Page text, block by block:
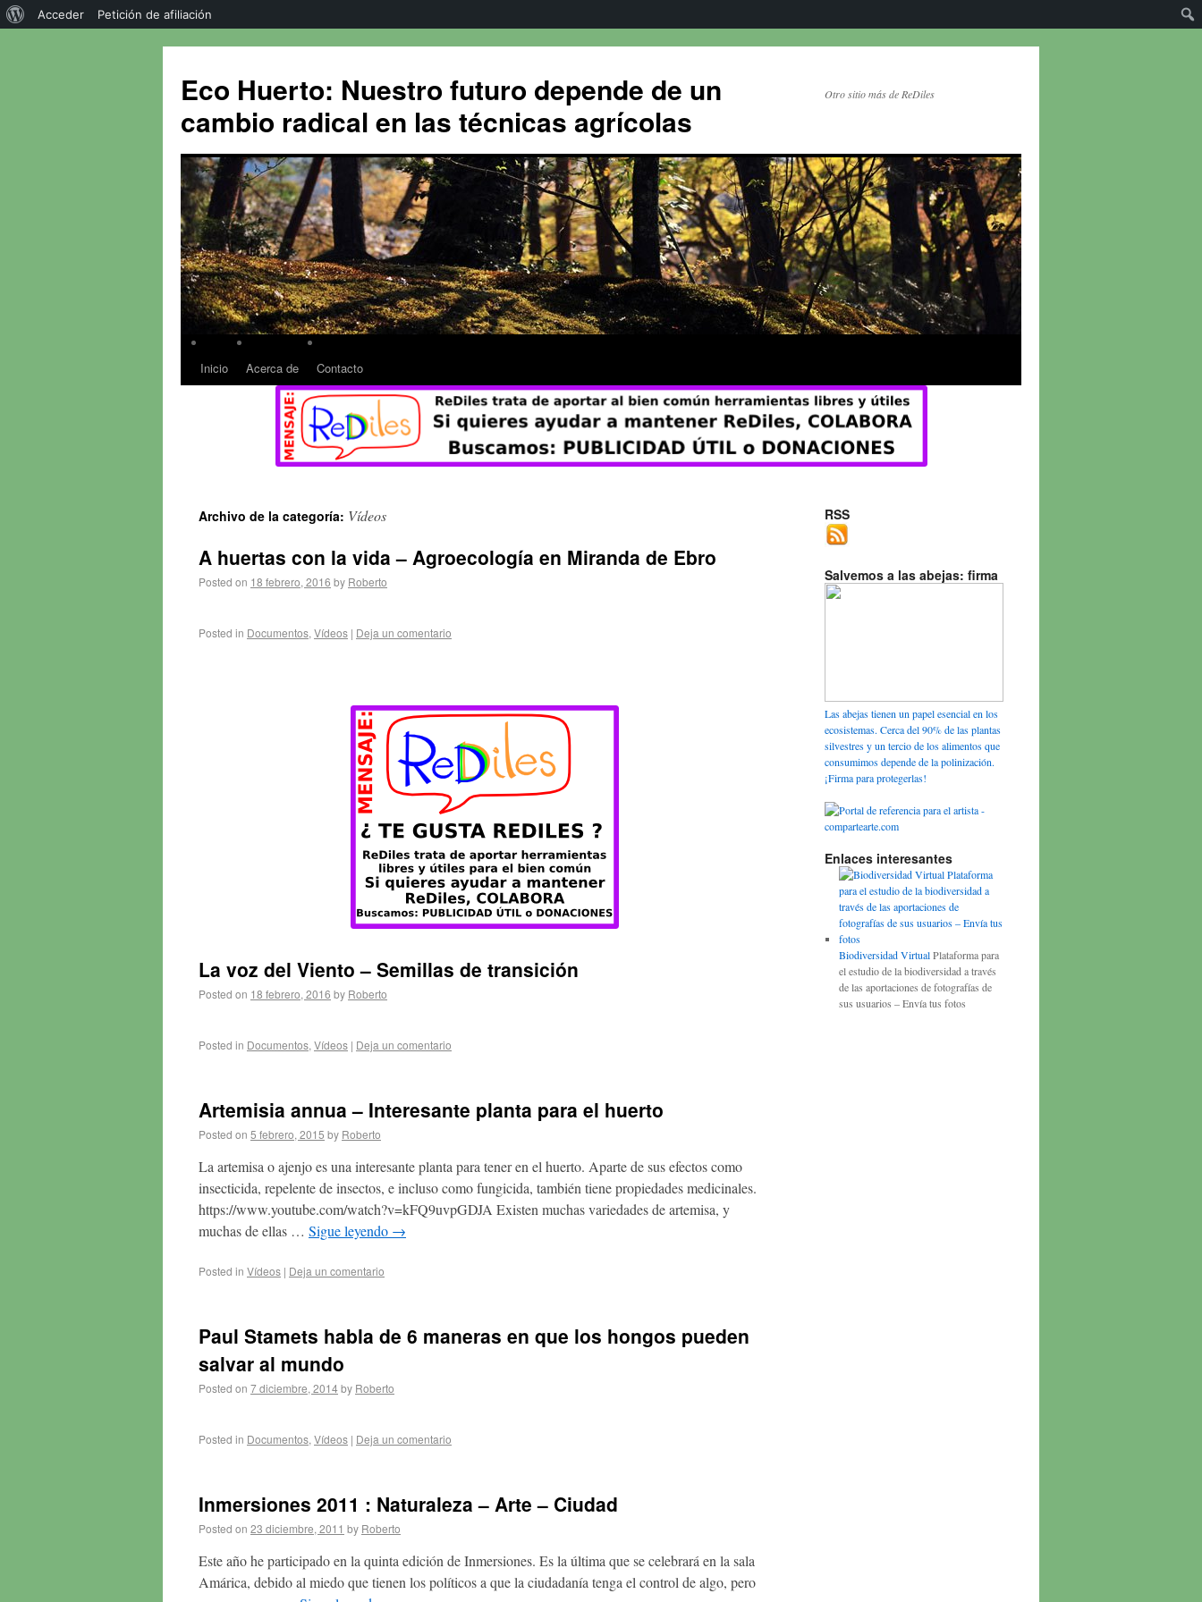
Eco Huerto: Nuestro futuro depende de un
cambio radical en las técnicas agrícolas
Otro sitio más de ReDiles
Inicio Acerca de Contacto
Archivo de la categoría: Vídeos
A huertas con la vida – Agroecología en Miranda de Ebro
Posted on 18 febrero, 2016 by Roberto
Posted in Documentos, Vídeos | Deja un comentario
La voz del Viento – Semillas de transición
Posted on 18 febrero, 2016 by Roberto
Posted in Documentos, Vídeos | Deja un comentario
Artemisia annua – Interesante planta para el huerto
Posted on 5 febrero, 2015 by Roberto
La artemisa o ajenjo es una interesante planta para tener en el huerto. Aparte de sus efectos como
insecticida, repelente de insectos, e incluso como fungicida, también tiene propiedades medicinales.
https://www.youtube.com/watch?v=kFQ9uvpGDJA Existen muchas variedades de artemisa, y
muchas de ellas … Sigue leyendo →
Posted in Vídeos | Deja un comentario
Paul Stamets habla de 6 maneras en que los hongos pueden
salvar al mundo
Posted on 7 diciembre, 2014by Roberto
Posted in Documentos, Vídeos | Deja un comentario
Inmersiones 2011 : Naturaleza – Arte – Ciudad
Posted on 23 diciembre, 2011 by Roberto
Este año he participado en la quinta edición de Inmersiones. Es la última que se celebrará en la sala
Amárica, debido al miedo que tienen los políticos a que la ciudadanía tenga el control de algo, pero
RSS
Salvemos a las abejas: firma
Las abejas tienen un papel esencial en los
ecosistemas. Cerca del 90% de las plantas
silvestres y un tercio de los alimentos que
consumimos depende de la polinización.
¡Firma para protegerlas!
Enlaces interesantes
Biodiversidad VirtualPlataforma para
el estudio de la biodiversidad a través
de las aportaciones de fotografías de
sus usuarios – Envía tus fotos
Acceder Petición de afiliación